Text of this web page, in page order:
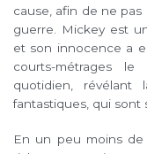
cause, afin de ne
guerre. Mickey est
et son innocence a
courts-métrages
quotidien,
fantastiques, qui sont
En un peu moins de